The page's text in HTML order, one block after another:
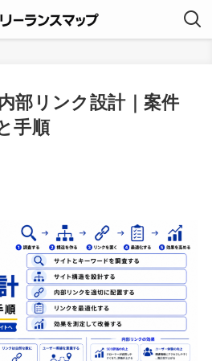
部リンク設計｜案件
手順